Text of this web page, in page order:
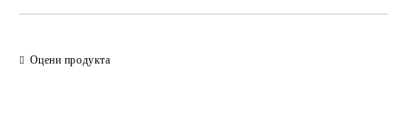
Оцени продукта